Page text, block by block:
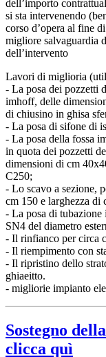
dell’importo
si sta intervenendo
corso d’opera al fine
migliore salvaguardia
dell’intervento
Lavori di miglioria
- La posa dei pozzetti
imhoff, delle
di chiusino in ghisa
- La posa di sifone di
- La posa della fossa
in quota dei pozzetti
dimensioni di cm
C250;
- Lo scavo a sezione,
cm 150 e larghezza di
- La posa di tubazione
SN4 del diametro
- Il rinfianco per circa
- Il riempimento con
- Il ripristino dello
ghiaeitto.
- migliorie impianto
Sostegno
clicca quì